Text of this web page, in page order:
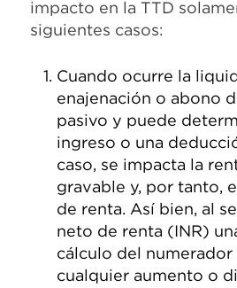
impacto en la TTD
siguientes casos:
Cuando ocurre la
enajenación o abono
pasivo y puede
ingreso o una
caso, se impacta la
gravable y, por tanto,
de renta. Así bien, al
neto de renta (INR)
cálculo del numerador
cualquier aumento o